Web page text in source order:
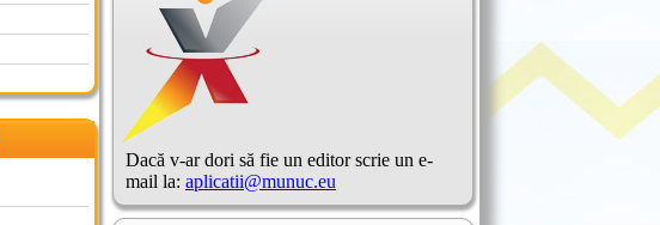
Dacă v-ar dori să fie un editor scrie un e-
mail la: aplicatii@munuc.eu